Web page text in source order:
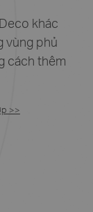
khác
vùng phủ
cách thêm
>>